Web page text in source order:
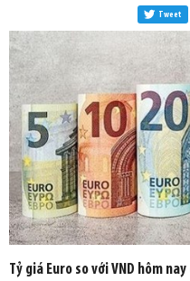
Tweet
Tỷ giá Euro so với VND hôm